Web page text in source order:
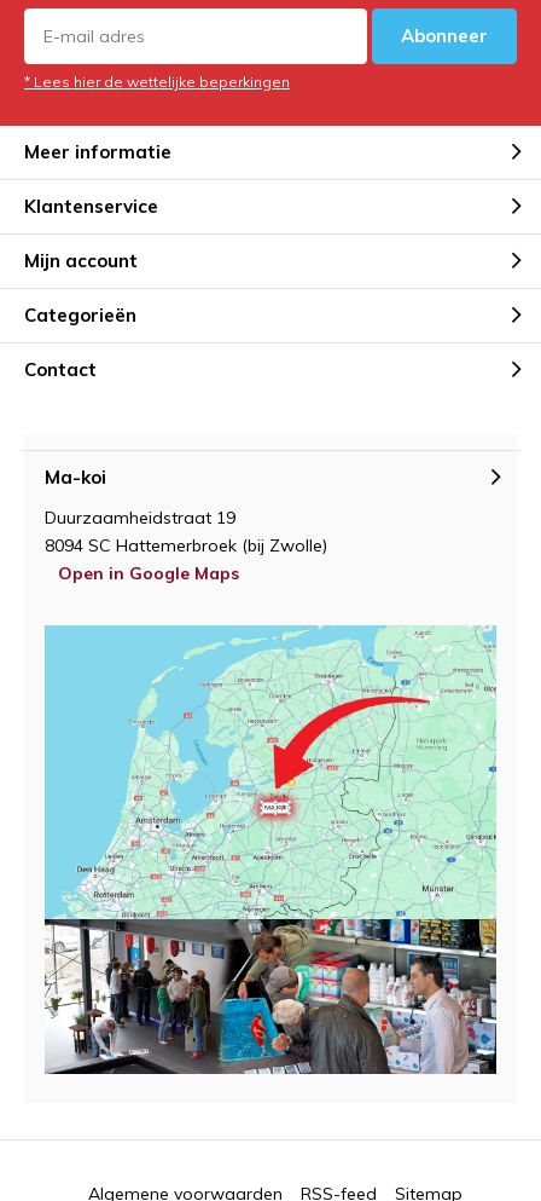
Abonneer
* Lees hier de wettelijke beperkingen
Meer informatie
Klantenservice
Mijn account
Categorieën
Contact
Ma-koi
Duurzaamheidstraat 19
8094 SC Hattemerbroek (bij Zwolle)
Open in Google Maps
Algemene voorwaarden RSS-feed Sitemap